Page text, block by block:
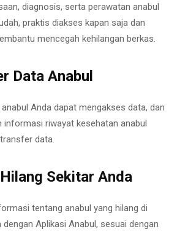
diagnosis, serta perawatan anabul
praktis diakses kapan saja dan
mencegah kehilangan berkas.
Data Anabul
Anda dapat mengakses data, dan
informasi riwayat kesehatan anabul
data.
Sekitar Anda
tentang anabul yang hilang di
dengan Aplikasi Anabul, sesuai dengan